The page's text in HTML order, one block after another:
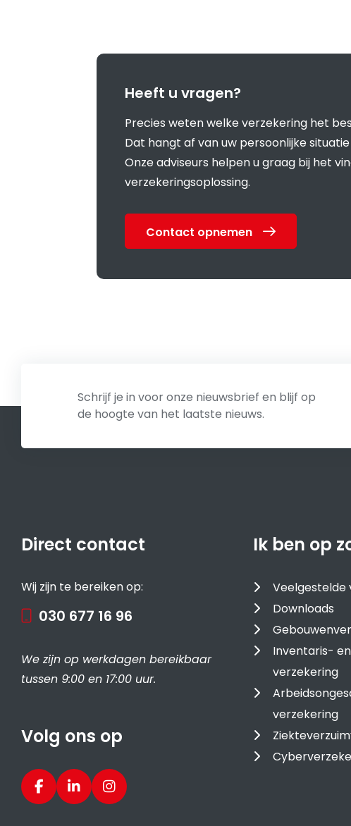
Heeft u vragen?
Precies weten welke verzekering het
Dat hangt af van uw persoonlijke
Onze adviseurs helpen u graag bij het
verzekeringsoplossing.
Contact opnemen
Schrijf je in voor onze nieuwsbrief en blijf op
de hoogte van het laatste nieuws.
Direct contact
Wij zijn te bereiken op:
030 677 16 96
We zijn op werkdagen bereikbaar
tussen 9:00 en 17:00 uur.
Volg ons op
Ik ben op
Veelgestelde
Downloads
Inventaris-
verzekering
verzekering